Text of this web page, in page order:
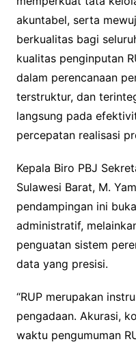
akuntabel, serta
berkualitas bagi
kualitas penginputan
dalam perencanaan
terstruktur, dan
langsung pada
percepatan realisasi
Kepala Biro PBJ
Sulawesi Barat, M.
pendampingan ini
administratif,
penguatan sistem
data yang presisi.
“RUP merupakan
pengadaan. Akurasi,
waktu pengumuman